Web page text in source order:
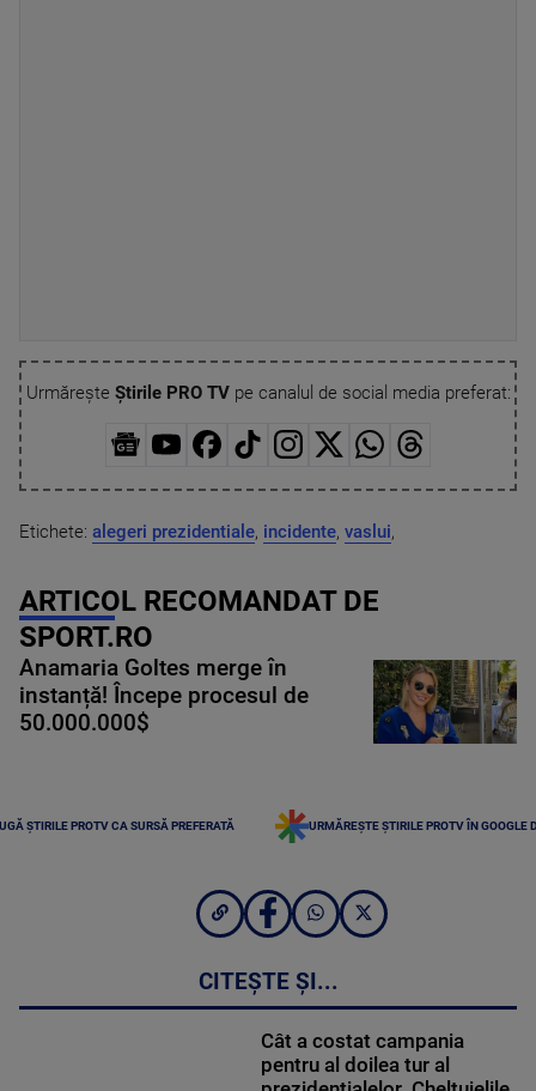
Urmărește Știrile PRO TVpe canalul de social media preferat:
Etichete: alegeri prezidentiale, incidente, vaslui,
ARTICOL RECOMANDAT DE
SPORT.RO
Anamaria Goltes merge în
instanță! Începe procesul de
50.000.000$
ȘTIRILE PROTV CA SURSĂ PREFERATĂ URMĂREȘTE ȘTIRILE PROTV ÎN GOOGLE
CITEȘTE ȘI...
Cât a costat campania
pentru al doilea tur al